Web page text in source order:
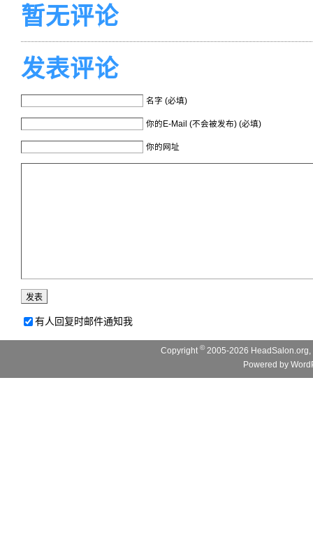
暂无评论
发表评论
名字 (必填)
你的E-Mail (不会被发布) (必填)
你的网址
有人回复时邮件通知我
Copyright© 2005-2026
Powered by